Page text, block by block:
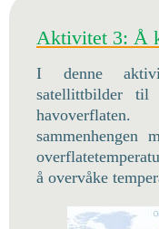
Aktivitet 3: Å
I denne
satellittbilder til
sammenhengen
å overvåke